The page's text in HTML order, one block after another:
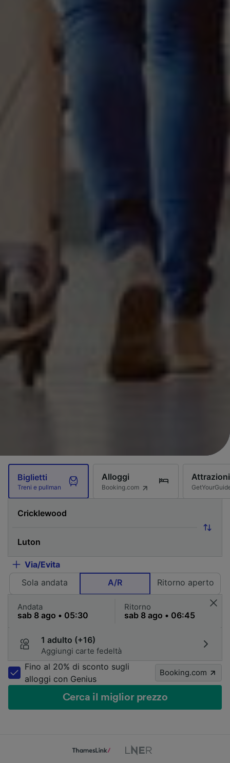
Biglietti
Treni e pullman
Alloggi
Booking.com
Attrazioni
Via/Evita
Sola andata
A/R Ritorno aperto
Andata Ritorno
1 adulto (+16)
Aggiungi carte fedeltà
Fino al 20% di sconto sugli
alloggi con Genius
Booking.com
Cerca il miglior prezzo